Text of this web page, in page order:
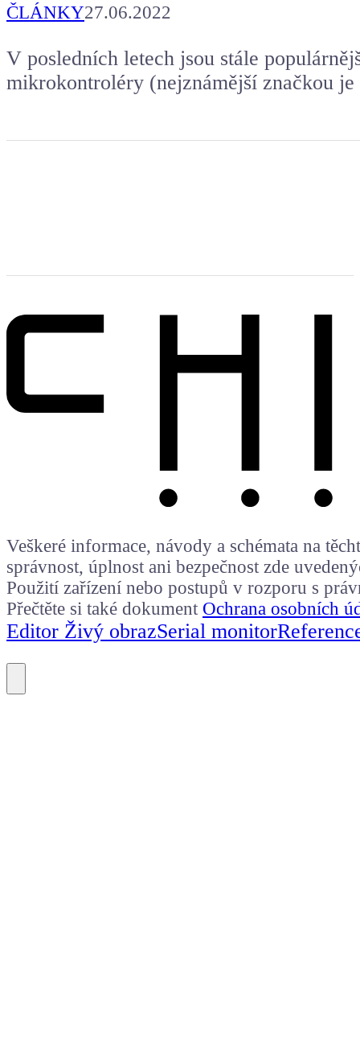
ČLÁNKY27.06.2022
V posledních letech jsou stále
mikrokontroléry (nejznámější značkou
Veškeré informace, návody a schémata na
správnost, úplnost ani bezpečnost zde
Použití zařízení nebo postupů v rozporu s
Přečtěte si také dokument Ochrana osobních
Editor Živý obrazSerial monitor